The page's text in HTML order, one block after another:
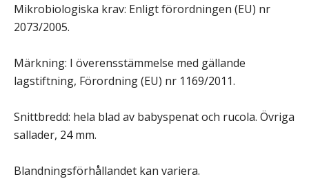
Mikrobiologiska krav: Enligt förordningen (EU) nr
2073/2005.
Märkning: I överensstämmelse med gällande
lagstiftning, Förordning (EU) nr 1169/2011.
Snittbredd: hela blad av babyspenat och rucola. Övriga
sallader, 24 mm.
Blandningsförhållandet kan variera.